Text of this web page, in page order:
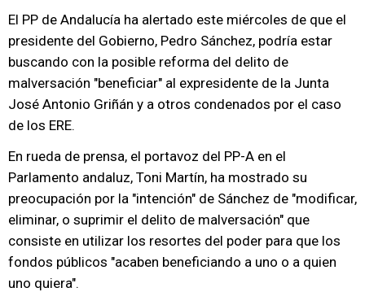
El PP de Andalucía ha alertado este miércoles de que el
presidente del Gobierno, Pedro Sánchez, podría estar
buscando con la posible reforma del delito de
malversación "beneficiar" al expresidente de la Junta
José Antonio Griñán y a otros condenados por el caso
de los ERE.
En rueda de prensa, el portavoz del PP-A en el
Parlamento andaluz, Toni Martín, ha mostrado su
preocupación por la "intención" de Sánchez de "modificar,
eliminar, o suprimir el delito de malversación" que
consiste en utilizar los resortes del poder para que los
fondos públicos "acaben beneficiando a uno o a quien
uno quiera".